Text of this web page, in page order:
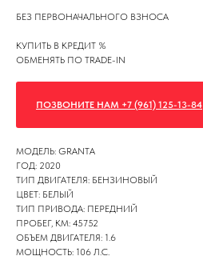
БЕЗ ПЕРВОНАЧАЛЬНОГО ВЗНОСА
КУПИТЬ В КРЕДИТ %
ОБМЕНЯТЬ ПО TRADE-IN
ПОЗВОНИТЕ НАМ +7 (961) 125-13-84
МОДЕЛЬ: GRANTA
ГОД: 2020
ТИП ДВИГАТЕЛЯ: БЕНЗИНОВЫЙ
ЦВЕТ: БЕЛЫЙ
ТИП ПРИВОДА: ПЕРЕДНИЙ
ПРОБЕГ, КМ: 45752
ОБЪЕМ ДВИГАТЕЛЯ: 1.6
МОЩНОСТЬ: 106 Л.С.